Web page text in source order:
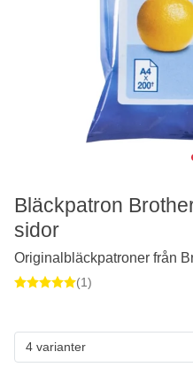
4 varianter
Bläckpatron
sidor
Originalbläckpatroner från
(1)